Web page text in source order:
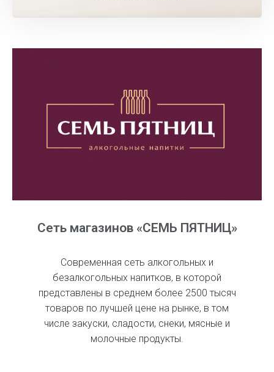
Сеть магазинов «СЕМЬ ПЯТНИЦ»
Современная сеть алкогольных и
безалкогольных напитков, в которой
представлены в среднем более 2500 тысяч
товаров по лучшей цене на рынке, в том
числе закуски, сладости, снеки, мясные и
молочные продукты.